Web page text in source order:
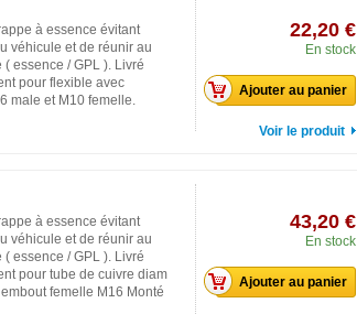
à essence évitant
véhicule et de réunir au
essence / GPL ). Livré
pour flexible avec
male et M10 femelle.
22,20 €
En stock
Ajouter au panier
Voir le produit
à essence évitant
véhicule et de réunir au
essence / GPL ). Livré
pour tube de cuivre diam
femelle M16 Monté
43,20 €
En stock
Ajouter au panier